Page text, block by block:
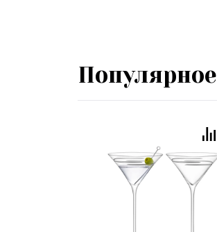
Популярное